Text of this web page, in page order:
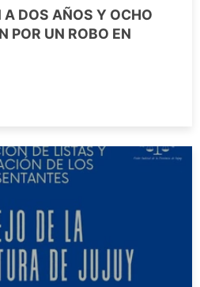
DOS AÑOS Y OCHO
POR UN ROBO EN